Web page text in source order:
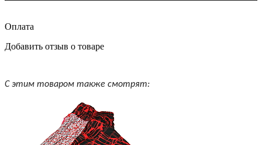
Оплата
Добавить отзыв о товаре
С этим товаром также смотрят: